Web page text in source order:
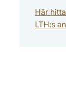
Här
LTH:s